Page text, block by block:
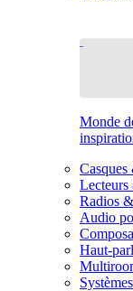
Monde
Casques
Lecteurs
Radios
Audio
Haut-